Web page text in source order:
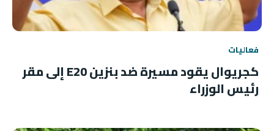
فعاليات
كجريوال يقود مسيرة ضد بنزين E20 إلى مقر
رئيس الوزراء